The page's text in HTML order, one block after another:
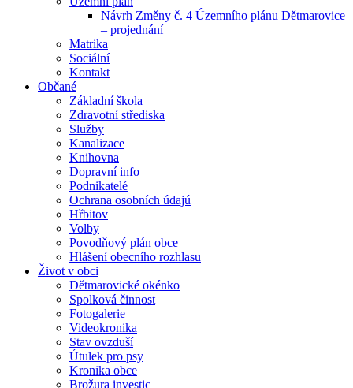
Návrh Změny č. 4 Územního plánu Dětmarovice
– projednání
Matrika
Sociální
Kontakt
Občané
Základní škola
Zdravotní střediska
Služby
Kanalizace
Knihovna
Dopravní info
Podnikatelé
Ochrana osobních údajú
Hřbitov
Volby
Povodňový plán obce
Hlášení obecního rozhlasu
Život v obci
Dětmarovické okénko
Spolková činnost
Fotogalerie
Videokronika
Stav ovzduší
Útulek pro psy
Kronika obce
Brožura investic